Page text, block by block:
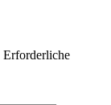
Erforderliche